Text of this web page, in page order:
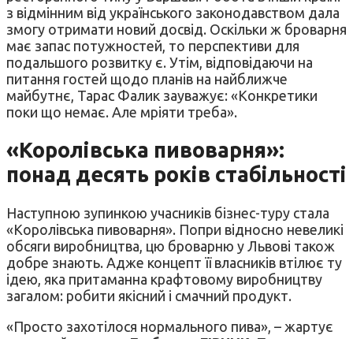
з відмінним від українського законодавством дала
змогу отримати новий досвід. Оскільки ж броварня
має запас потужностей, то перспективи для
подальшого розвитку є. Утім, відповідаючи на
питання гостей щодо планів на найближче
майбутнє, Тарас Фалик зауважує: «Конкретики
поки що немає. Але мріяти треба».
«Королівська пивоварня»:
понад десять років стабільності
Наступною зупинкою учасників бізнес-туру стала
«Королівська пивоварня». Попри відносно невеликі
обсяги виробництва, цю броварню у Львові також
добре знають. Адже концепт її власників втілює ту
ідею, яка притаманна крафтовому виробництву
загалом: робити якісний і смачний продукт.
«Просто захотілося нормального пива», – жартує